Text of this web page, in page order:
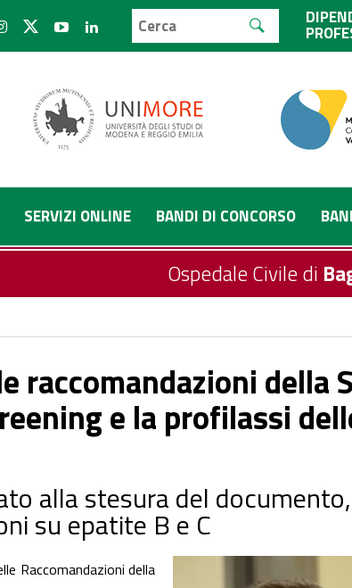
SERVIZI ONLINE BANDI DI CONCORSO
Ospedale Civile di
raccomandazioni della
e la profilassi
alla stesura del
su epatite B e C
Raccomandazioni della